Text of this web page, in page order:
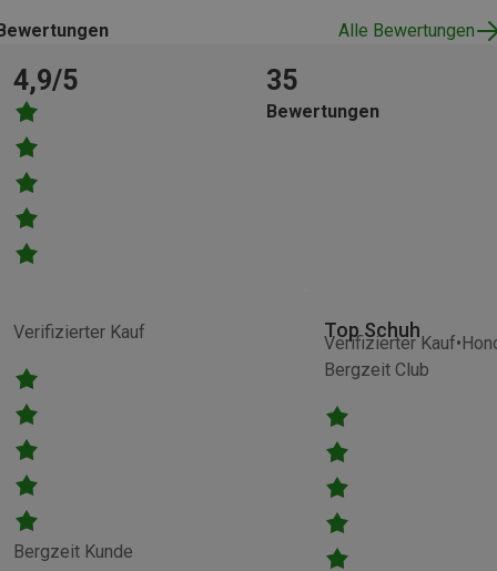
Alle Bewertungen
4,9/5 35
Bewertungen
Bergzeit Kunde
Verifizierter Kauf
Verifizierter Kauf
Bergzeit Club
Top Schuh